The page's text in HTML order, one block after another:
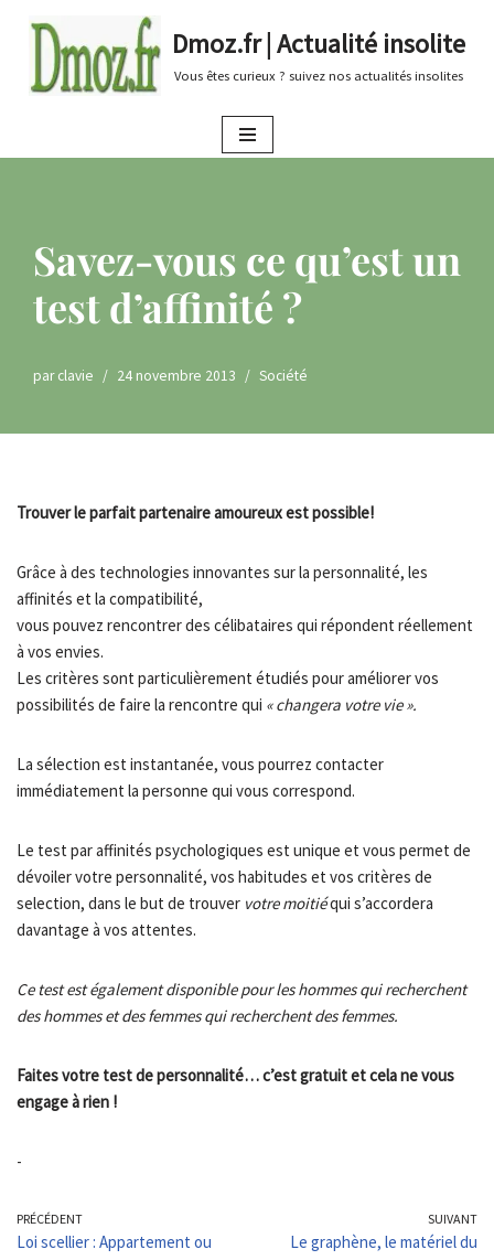
au
Dmoz.fr | Actualité insolite
Vous êtes curieux ? suivez nos actualités insolites
Savez-vous ce qu’est un
test d’affinité ?
parclavie 24 novembre 2013 Société
Trouver le parfait partenaire amoureux est possible!
Grâce à des technologies innovantes sur la personnalité, les
affinités et la compatibilité,
vous pouvez rencontrer des célibataires qui répondent réellement
à vos envies.
Les critères sont particulièrement étudiés pour améliorer vos
possibilités de faire la rencontre qui « changera votre vie ».
La sélection est instantanée, vous pourrez contacter
immédiatement la personne qui vous correspond.
Le test par affinités psychologiques est unique et vous permet de
dévoiler votre personnalité, vos habitudes et vos critères de
selection, dans le but de trouver votre moitiéqui s’accordera
davantage à vos attentes.
Ce test est également disponible pour les hommes qui recherchent
des hommes et des femmes qui recherchent des femmes.
Faites votre test de personnalité… c’est gratuit et cela ne vous
engage à rien !
-
PRÉCÉDENT
Loi scellier : Appartement ou
SUIVANT
Le graphène, le matériel du